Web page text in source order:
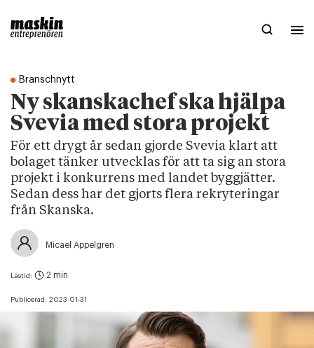
Branschnytt
Ny skanskachef ska hjälpa
Svevia med stora projekt
För ett drygt år sedan gjorde Svevia klart att
bolaget tänker utvecklas för att ta sig an stora
projekt i konkurrens med landet byggjätter.
Sedan dess har det gjorts flera rekryteringar
från Skanska.
Micael Appelgren
Publicerad: 2023-01-31
Lästid: 2 min